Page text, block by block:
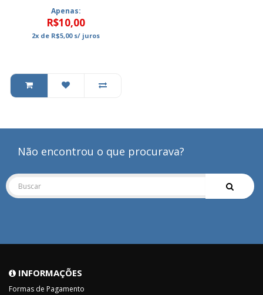
Apenas:
R$10,00
2x de R$5,00s/ juros
Não encontrou o que procurava?
INFORMAÇÕES
Formas de Pagamento